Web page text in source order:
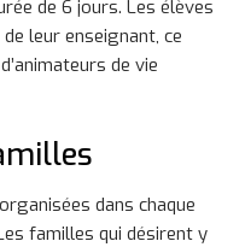
de 6 jours. Les élèves
leur enseignant, ce
de vie
dans chaque
familles qui désirent y